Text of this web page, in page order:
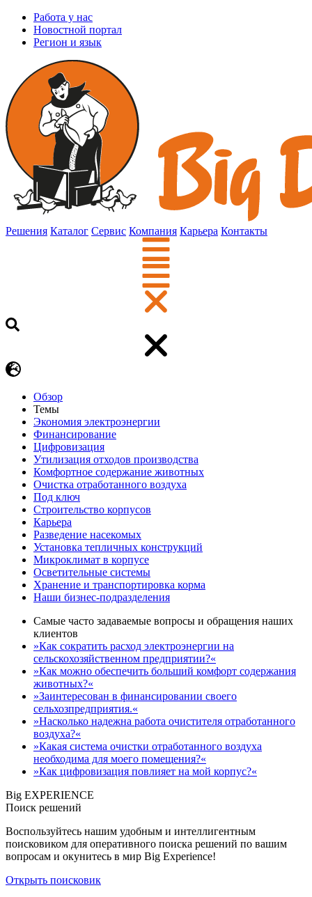
Работа у нас
Новостной портал
Регион и язык
Решения Каталог Сервис Компания Карьера Контакты
Обзор
Темы
Экономия электроэнергии
Финансирование
Цифровизация
Утилизация отходов производства
Комфортное содержание животных
Очистка отработанного воздуха
Под ключ
Строительство корпусов
Карьера
Разведение насекомых
Установка тепличных конструкций
Микроклимат в корпусе
Осветительные системы
Хранение и транспортировка корма
Наши бизнес-подразделения
Самые часто задаваемые вопросы и обращения наших
клиентов
»Как сократить расход электроэнергии на
сельскохозяйственном предприятии?«
»Как можно обеспечить больший комфорт содержания
животных?«
»Заинтересован в финансировании своего
сельхозпредприятия.«
»Насколько надежна работа очистителя отработанного
воздуха?«
»Какая система очистки отработанного воздуха
необходима для моего помещения?«
»Как цифровизация повлияет на мой корпус?«
Big EXPERIENCE
Поиск решений
Воспользуйтесь нашим удобным и интеллигентным
поисковиком для оперативного поиска решений по вашим
вопросам и окунитесь в мир Big Experience!
Открыть поисковик